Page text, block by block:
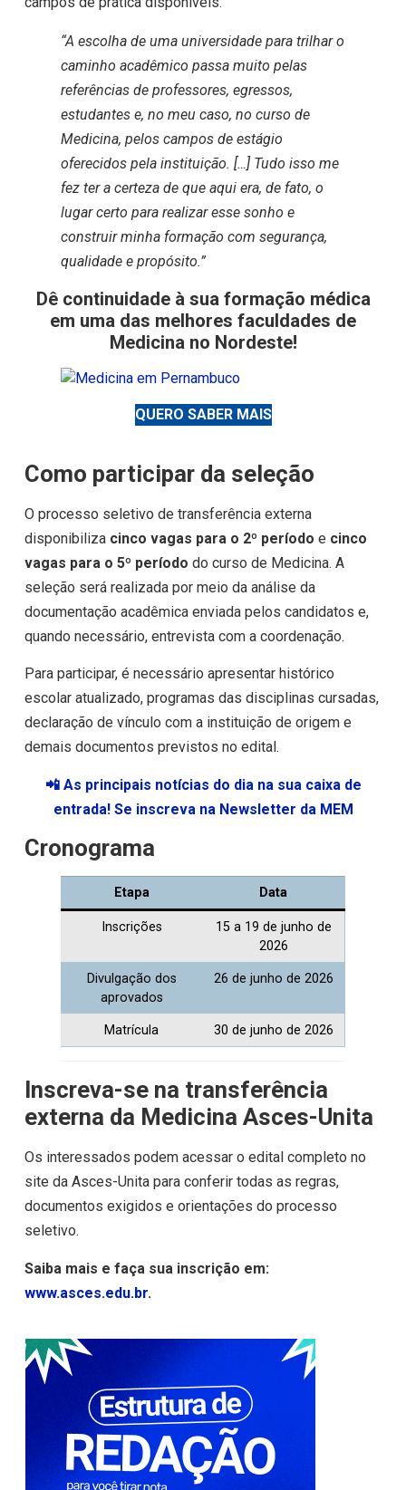
“A escolha de uma universidade para trilhar o
caminho acadêmico passa muito pelas
referências de professores, egressos,
estudantes e, no meu caso, no curso de
Medicina, pelos campos de estágio
oferecidos pela instituição. […] Tudo isso me
fez ter a certeza de que aqui era, de fato, o
lugar certo para realizar esse sonho e
construir minha formação com segurança,
qualidade e propósito.”
Dê continuidade à sua formação médica
em uma das melhores faculdades de
Medicina no Nordeste!
QUERO SABER MAIS
Como participar da seleção
O processo seletivo de transferência externa
disponibiliza cinco vagas para o 2º período e cinco
vagas para o 5º período do curso de Medicina. A
seleção será realizada por meio da análise da
documentação acadêmica enviada pelos candidatos e,
quando necessário, entrevista com a coordenação.
Para participar, é necessário apresentar histórico
escolar atualizado, programas das disciplinas cursadas,
declaração de vínculo com a instituição de origem e
demais documentos previstos no edital.
📲 As principais notícias do dia na sua caixa de
entrada! Se inscreva na Newsletter da MEM
Cronograma
Etapa Data
Inscrições
15 a 19 de junho de
2026
Divulgação dos
aprovados
26 de junho de 2026
Matrícula 30 de junho de 2026
Inscreva-se na transferência
externa da Medicina Asces-Unita
Os interessados podem acessar o edital completo no
site da Asces-Unita para conferir todas as regras,
documentos exigidos e orientações do processo
seletivo.
Saiba mais e faça sua inscrição em:
www.asces.edu.br.